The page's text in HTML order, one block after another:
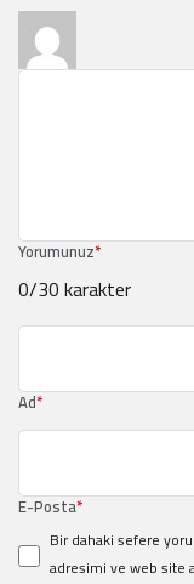
Yorumunuz*
0/30 karakter
Ad*
E-Posta*
Bir dahaki sefere
adresimi ve web site